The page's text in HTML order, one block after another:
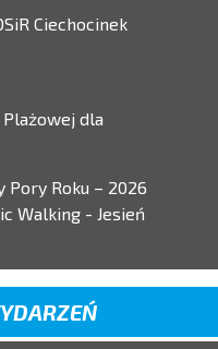
Ciechocinek
dla
Pory Roku – 2026
Walking - Jesień